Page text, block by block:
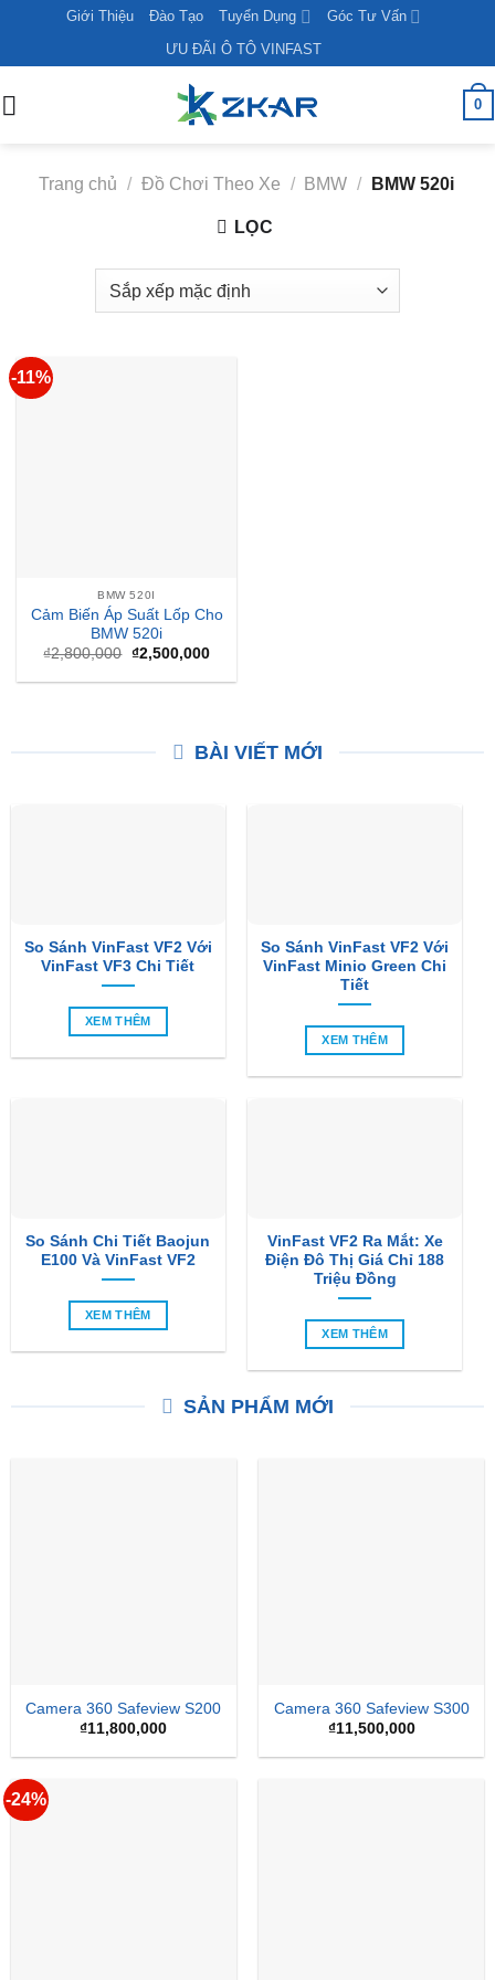
content
Giới Thiệu Đào Tạo Tuyển Dụng
Góc Tư Vấn
ƯU ĐÃI Ô TÔ VINFAST
0
Trang chủ / Đồ Chơi Theo Xe / BMW / BMW 520i
LỌC
-11%
BMW 520I
Cảm Biến Áp Suất Lốp Cho
BMW 520i
₫2,800,000 Giá
là:
₫2,500,000Giá
tại
BÀI VIẾT MỚI
So Sánh VinFast VF2 Với
VinFast VF3 Chi Tiết
XEM THÊM
So Sánh VinFast VF2 Với
VinFast Minio Green Chi
Tiết
XEM THÊM
So Sánh Chi Tiết Baojun
E100 Và VinFast VF2
XEM THÊM
VinFast VF2 Ra Mắt: Xe
Điện Đô Thị Giá Chỉ 188
Triệu Đồng
XEM THÊM
SẢN PHẨM MỚI
Camera 360 Safeview S200
₫11,800,000
Camera 360 Safeview S300
₫11,500,000
-24%